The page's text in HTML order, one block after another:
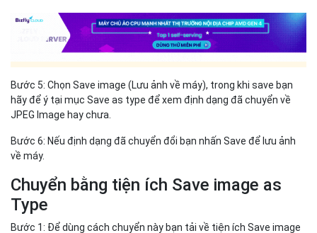
Bước 5: Chọn Save image (Lưu ảnh về máy), trong khi save bạn
hãy để ý tại mục Save as type để xem định dạng đã chuyển về
JPEG Image hay chưa.
Bước 6: Nếu định dạng đã chuyển đổi bạn nhấn Save để lưu ảnh
về máy.
Chuyển bằng tiện ích Save image as
Type
Bước 1: Để dùng cách chuyển này bạn tải về tiện ích Save image